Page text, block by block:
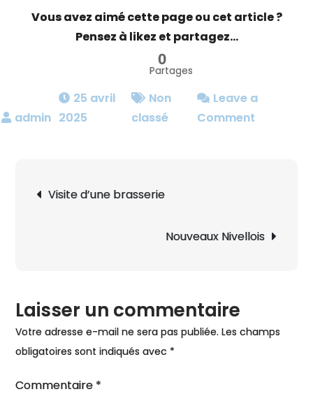
Vous avez aimé cette page ou cet article ?
Pensez à likez et partagez...
0
Partages
25 avril
2025
Non
classé
Leave a
Commenton
deVisite d’une brasserie
Nouveaux Nivellois
Laisser un commentaire
Votre adresse e-mail ne sera pas publiée. Les champs
obligatoires sont indiqués avec *
Commentaire *